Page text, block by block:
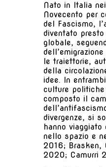
Nato in Italia
Novecento per
del Fascismo,
diventato
globale,
le traiettorie,
della
idee. In
culture
composto il
divergenze, si
hanno
nello spazio e
2016; Brasken,
2020; Camurri